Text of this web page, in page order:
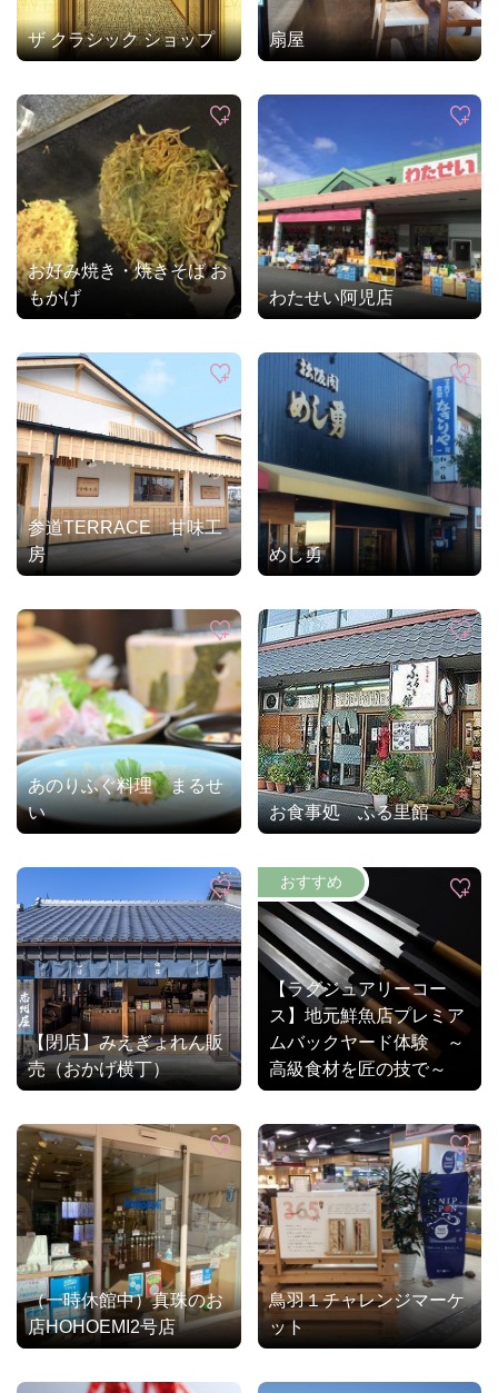
ザ クラシック ショップ 扇屋
お好み焼き・焼きそば お
もかげ
わたせい阿児店
参道TERRACE 甘味工
房
めし勇
あのりふぐ料理 まるせ
い
お食事処 ふる里館
【閉店】みえぎょれん販
売（おかげ横丁）
【ラグジュアリーコー
ス】地元鮮魚店プレミア
ムバックヤード体験 ～
高級食材を匠の技で～
（一時休館中）真珠のお
店HOHOEMI2号店
鳥羽１チャレンジマーケ
ット